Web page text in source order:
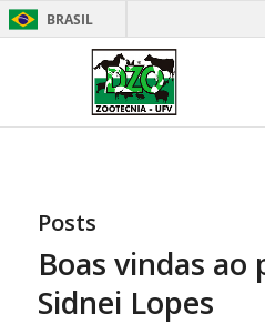
BRASIL
Posts
Boas vindas ao
Sidnei Lopes